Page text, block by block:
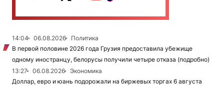
14:04 06.08.2026
Политика
В первой половине 2026 года Грузия предоставила убежище
одному иностранцу, белорусы получили четыре отказа (подробно)
13:27
06.08.2026
Экономика
Доллар, евро и юань подорожали на биржевых торгах 6 августа